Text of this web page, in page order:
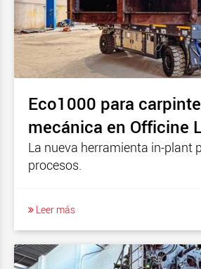
Eco1000 para
mecánica en Officine
La nueva herramienta in-plant
procesos.
Leer más